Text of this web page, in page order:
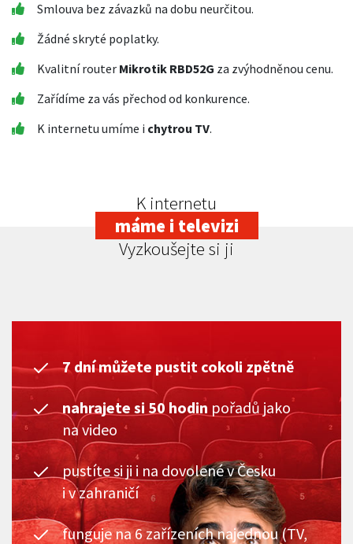
Smlouva bez závazků na dobu neurčitou.
Žádné skryté poplatky.
Kvalitní router Mikrotik RBD52G za zvýhodněnou cenu.
Zařídíme za vás přechod od konkurence.
K internetu umíme i chytrou TV.
K internetu
máme i televizi
Vyzkoušejte si ji
7 dní můžete pustit cokoli zpětně
nahrajete si 50 hodin pořadů jako
na video
pustíte si ji i na dovolené v Česku
i v zahraničí
funguje na 6 zařízeních najednou (TV,